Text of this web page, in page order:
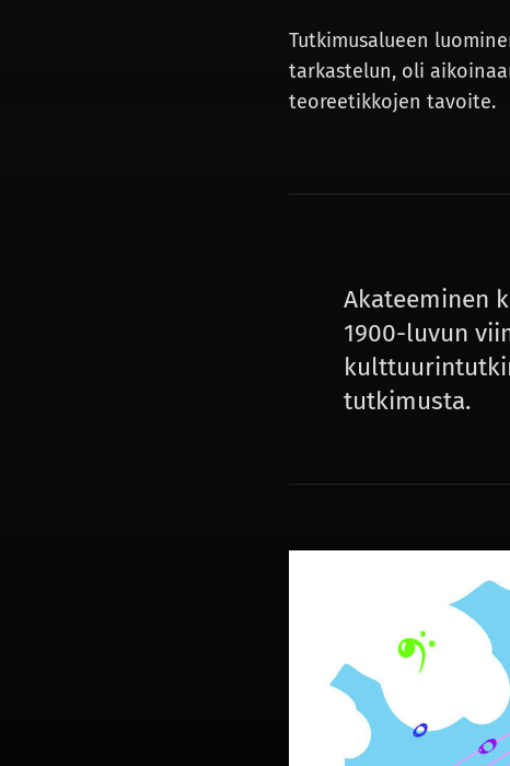
Tutkimusalueen
tarkastelun, oli
teoreetikkojen tavoite.
Akateeminen
1900-luvun
tutkimusta.